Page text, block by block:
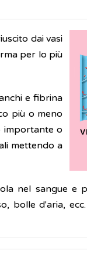
dai vasi
per lo più
e fibrina
più o meno
importante o
mettendo a
nel sangue e
bolle d'aria, ecc.